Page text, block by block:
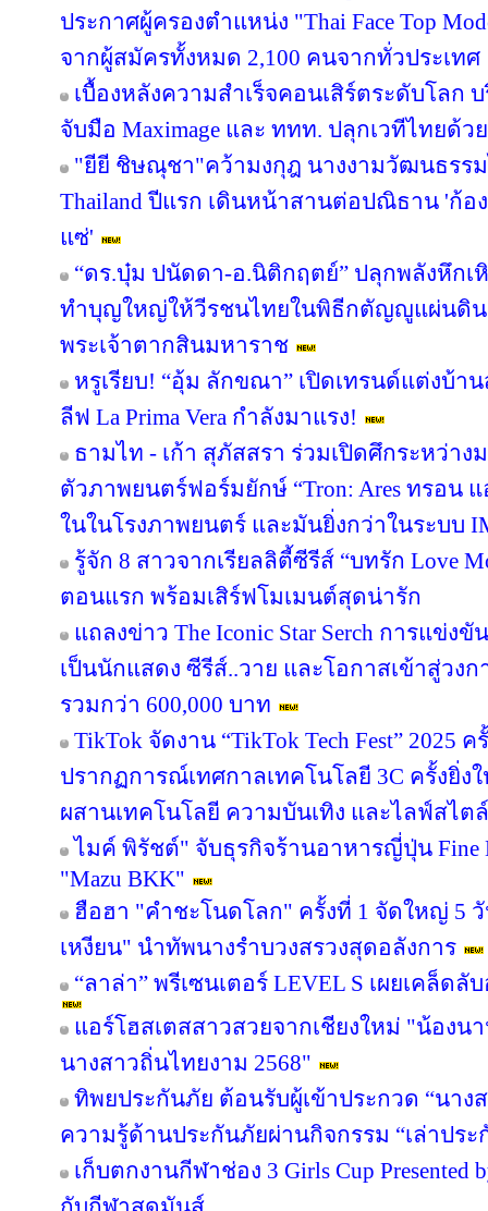
ประกาศผู้ครองตำแหน่ง "Thai Face Top
จากผู้สมัครทั้งหมด 2,100 คนจากทั่วประเทศ
เบื้องหลังความสำเร็จคอนเสิร์ตระดับโลก
จับมือ Maximage และ ททท. ปลุกเวทีไทยด้วย
"ยียี ชิษณุชา"คว้ามงกุฎ นางงามวัฒนธรรมไ
Thailand ปีแรก เดินหน้าสานต่อปณิธาน 'ก้อ
แซ่'
“ดร.บุ๋ม ปนัดดา-อ.นิติกฤตย์” ปลุกพลังหึก
ทำบุญใหญ่ให้วีรชนไทยในพิธีกตัญญูแผ่นดิน
พระเจ้าตากสินมหาราช
หรูเรียบ! “อุ้ม ลักขณา” เปิดเทรนด์แต่งบ้า
ลีฟ La Prima Vera กำลังมาแรง!
ธามไท - เก้า สุภัสสรา ร่วมเปิดศึกระหว่าง
ตัวภาพยนตร์ฟอร์มยักษ์ “Tron: Ares ทรอน
ในในโรงภาพยนตร์ และมันยิ่งกว่าในระบบ
รู้จัก 8 สาวจากเรียลลิตี้ซีรีส์ “บทรัก Love
ตอนแรก พร้อมเสิร์ฟโมเมนต์สุดน่ารัก
แถลงข่าว The Iconic Star Serch การแข่ง
เป็นนักแสดง ซีรีส์..วาย และโอกาสเข้าสู่วงก
รวมกว่า 600,000 บาท
TikTok จัดงาน “TikTok Tech Fest” 2025
ปรากฏการณ์เทศกาลเทคโนโลยี 3C ครั้งยิ่
ผสานเทคโนโลยี ความบันเทิง และไลฟ์สไต
ไมค์ พิรัชต์" จับธุรกิจร้านอาหารญี่ปุ่น Fine
"Mazu BKK"
ฮือฮา "คำชะโนดโลก" ครั้งที่ 1 จัดใหญ่ 5
เหงียน" นำทัพนางรำบวงสรวงสุดอลังการ
“ลาล่า” พรีเซนเตอร์ LEVEL S เผยเคล็
แอร์โฮสเตสสาวสวยจากเชียงใหม่ "น้องน
นางสาวถิ่นไทยงาม 2568"
ทิพยประกันภัย ต้อนรับผู้เข้าประกวด “นาง
ความรู้ด้านประกันภัยผ่านกิจกรรม “เล่าปร
เก็บตกงานกีฬาช่อง 3 Girls Cup